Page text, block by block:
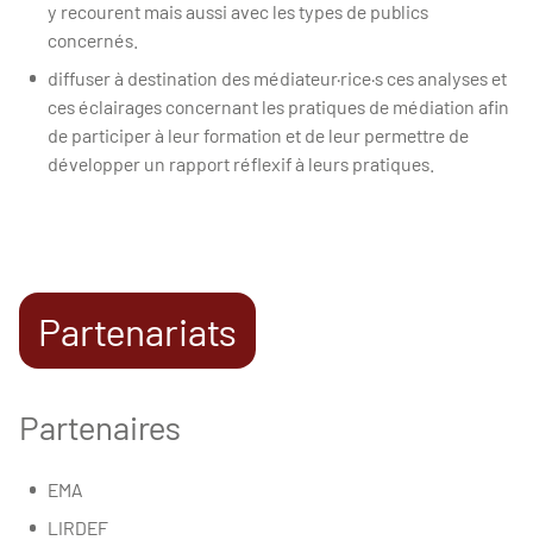
y recourent mais aussi avec les types de publics
concernés.
diffuser à destination des médiateur·rice·s ces analyses et
ces éclairages concernant les pratiques de médiation afin
de participer à leur formation et de leur permettre de
développer un rapport réflexif à leurs pratiques.
Partenariats
Partenaires
EMA
LIRDEF